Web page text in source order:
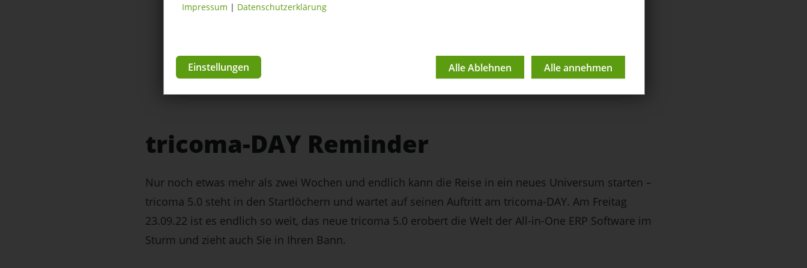
tricoma-DAY Reminder
Nur noch etwas mehr als zwei Wochen und endlich kann die Reise in ein neues Universum starten –
tricoma 5.0 steht in den Startlöchern und wartet auf seinen Auftritt am tricoma-DAY. Am Freitag
23.09.22 ist es endlich so weit, das neue tricoma 5.0 erobert die Welt der All-in-One ERP Software im
Sturm und zieht auch Sie in Ihren Bann.
Impressum | Datenschutzerklärung
Einstellungen